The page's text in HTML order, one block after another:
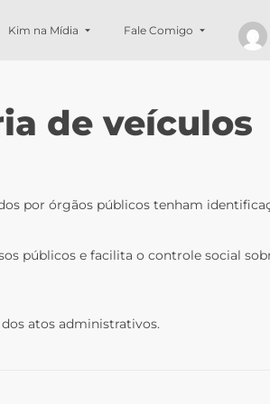
Kim na Mídia Fale Comigo
de veículos
por órgãos públicos tenham
públicos e facilita o controle social
atos administrativos.